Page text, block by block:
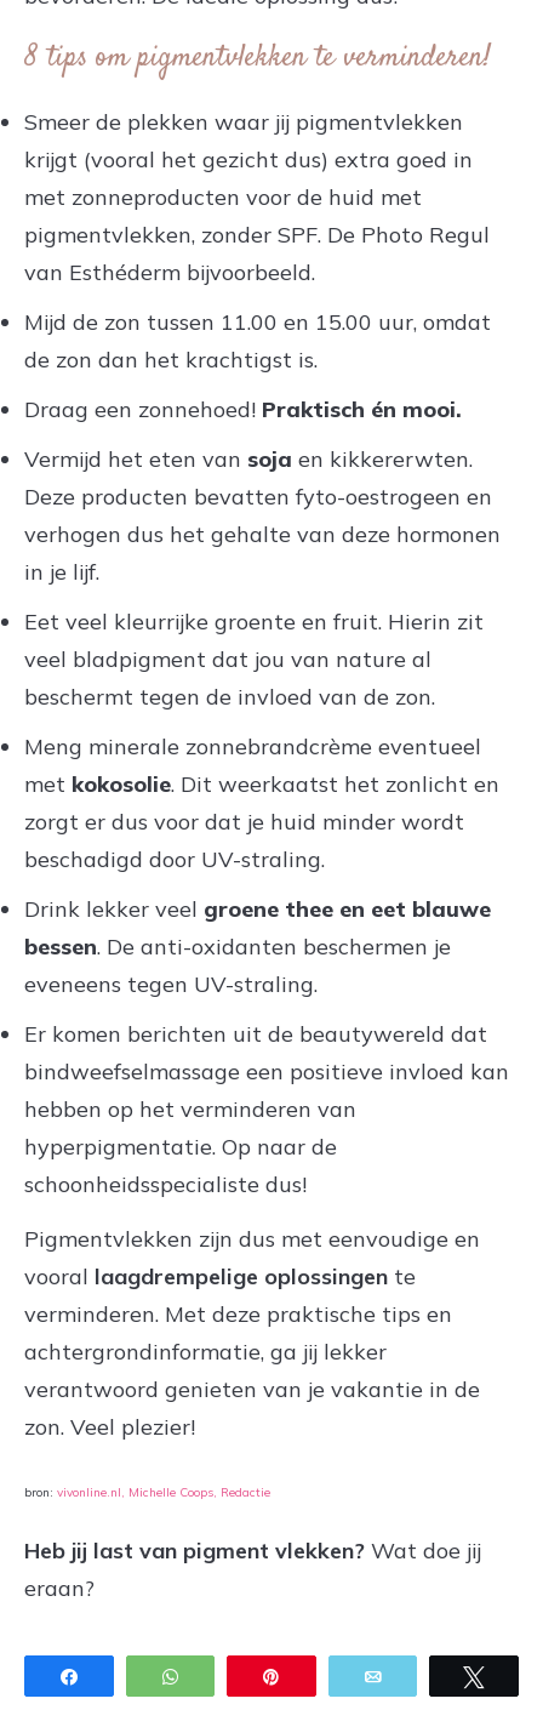
8 tips om pigmentvlekken te verminderen!
Smeer de plekken waar jij pigmentvlekken
krijgt (vooral het gezicht dus) extra goed in
met zonneproducten voor de huid met
pigmentvlekken, zonder SPF. De Photo Regul
van Esthéderm bijvoorbeeld.
Mijd de zon tussen 11.00 en 15.00 uur, omdat
de zon dan het krachtigst is.
Draag een zonnehoed! Praktisch én mooi.
Vermijd het eten van soja en kikkererwten.
Deze producten bevatten fyto-oestrogeen en
verhogen dus het gehalte van deze hormonen
in je lijf.
Eet veel kleurrijke groente en fruit. Hierin zit
veel bladpigment dat jou van nature al
beschermt tegen de invloed van de zon.
Meng minerale zonnebrandcrème eventueel
met kokosolie. Dit weerkaatst het zonlicht en
zorgt er dus voor dat je huid minder wordt
beschadigd door UV-straling.
Drink lekker veel groene thee en eet blauwe
bessen. De anti-oxidanten beschermen je
eveneens tegen UV-straling.
Er komen berichten uit de beautywereld dat
bindweefselmassage een positieve invloed kan
hebben op het verminderen van
hyperpigmentatie. Op naar de
schoonheidsspecialiste dus!
Pigmentvlekken zijn dus met eenvoudige en
vooral laagdrempelige oplossingen te
verminderen. Met deze praktische tips en
achtergrondinformatie, ga jij lekker
verantwoord genieten van je vakantie in de
zon. Veel plezier!
bron: vivonline.nl, Michelle Coops, Redactie
Heb jij last van pigment vlekken? Wat doe jij
eraan?
WhatsApp